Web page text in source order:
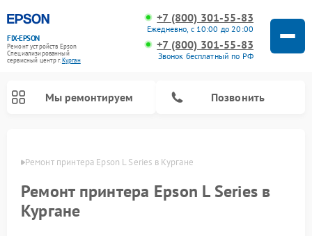
FIX-EPSON
Ремонт устройств Epson
Специализированный
cервисный центр г.Курган
+7 (800) 301-55-83
Ежедневно, с 10:00 до 20:00
+7 (800) 301-55-83
Звонок бесплатный по РФ
Мы ремонтируем Позвонить
Ремонт принтера Epson L Series в Кургане
Ремонт принтера Epson L Series в
Кургане